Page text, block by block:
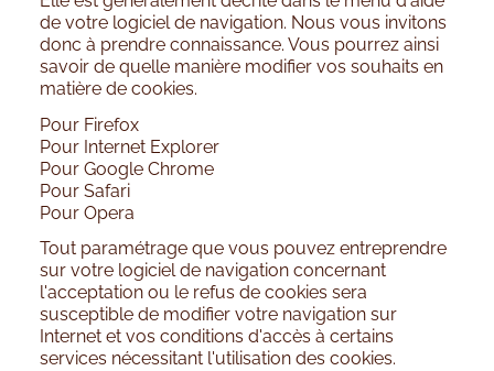
de votre logiciel de navigation. Nous vous invitons
donc à prendre connaissance. Vous pourrez ainsi
savoir de quelle manière modifier vos souhaits en
matière de cookies.
Pour Firefox
Pour Internet Explorer
Pour Google Chrome
Pour Safari
Pour Opera
Tout paramétrage que vous pouvez entreprendre
sur votre logiciel de navigation concernant
l'acceptation ou le refus de cookies sera
susceptible de modifier votre navigation sur
Internet et vos conditions d'accès à certains
services nécessitant l'utilisation des cookies.